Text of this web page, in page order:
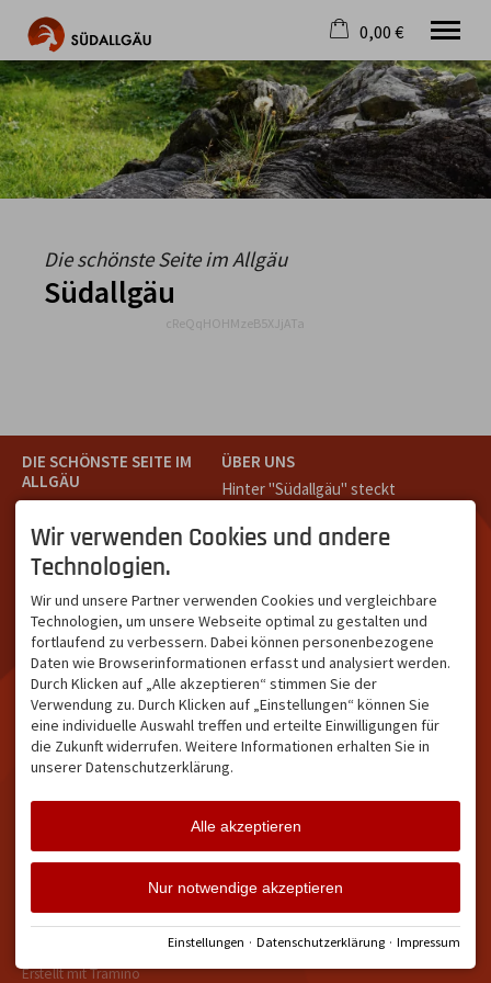
Die schönste Seite im Allgäu
Aktuell
Destination
Gastgeber
Wandern
Mountainbike
Tipps
0,00 €
×
Warenkorb ist leer
Die schönste Seite im Allgäu
Südallgäu
cReQqHOHMzeB5XJjATa
DIE SCHÖNSTE SEITE IM
ALLGÄU
Teil des Oberallgäus. Es
verbindet die Tourismus-
Destinationen Oberstdorf,
Kleinwalsertal und beliebte
Urlaubsziele wie die
Hörnerdörfer, Alpsee-
Grünten, Oberstaufen oder
Wertach im Allgäu.
ÜBER UNS
Hinter "Südallgäu" steckt
Oberstdorf.
Unser Ziel ist ein attraktives
Leistungsträger im
südlichen Oberallgäu eine
starke Plattform bietet.
NETZWERK & REICHWEITE
ca. 36.700 Abos bei
Instagram
Barrierefreiheit Vertrag widerrufen
Facebook Instagram Twitter
Erstellt mitTramino
Wir verwenden Cookies und andere
Technologien.
Wir und unsere Partner verwenden Cookies und vergleichbare
Technologien, um unsere Webseite optimal zu gestalten und
fortlaufend zu verbessern. Dabei können personenbezogene
Daten wie Browserinformationen erfasst und analysiert werden.
Durch Klicken auf „Alle akzeptieren“ stimmen Sie der
Verwendung zu. Durch Klicken auf „Einstellungen“ können Sie
eine individuelle Auswahl treffen und erteilte Einwilligungen für
die Zukunft widerrufen. Weitere Informationen erhalten Sie in
unserer Datenschutzerklärung.
Alle akzeptieren
Nur notwendige akzeptieren
Einstellungen · Datenschutzerklärung · Impressum